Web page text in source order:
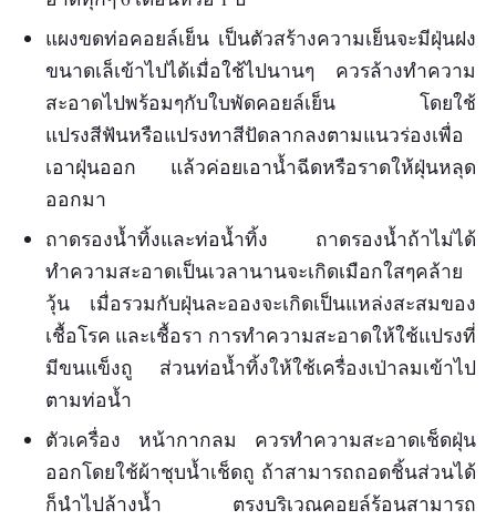
แผงขดท่อคอยล์เย็น เป็นตัวสร้างความเย็นจะมีฝุ่นฝง
ขนาดเล็เข้าไปได้เมื่อใช้ไปนานๆ ควรล้างทำความ
สะอาดไปพร้อมๆกับใบพัดคอยล์เย็น โดยใช้
แปรงสีฟันหรือแปรงทาสีปัดลากลงตามแนวร่องเพื่อ
เอาฝุ่นออก แล้วค่อยเอาน้ำฉีดหรือราดให้ฝุ่นหลุด
ออกมา
ถาดรองน้ำทิ้งและท่อน้ำทิ้ง ถาดรองน้ำถ้าไม่ได้
ทำความสะอาดเป็นเวลานานจะเกิดเมือกใสๆคล้าย
วุ้น เมื่อรวมกับฝุ่นละอองจะเกิดเป็นแหล่งสะสมของ
เชื้อโรค และเชื้อรา การทำความสะอาดให้ใช้แปรงที่
มีขนแข็งถู ส่วนท่อน้ำทิ้งให้ใช้เครื่องเป่าลมเข้าไป
ตามท่อน้ำ
ตัวเครื่อง หน้ากากลม ควรทำความสะอาดเช็ดฝุ่น
ออกโดยใช้ผ้าชุบน้ำเช็ดถู ถ้าสามารถถอดชิ้นส่วนได้
ก็นำไปล้างน้ำ ตรงบริเวณคอยล์ร้อนสามารถ